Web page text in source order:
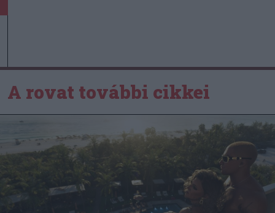
A rovat további cikkei